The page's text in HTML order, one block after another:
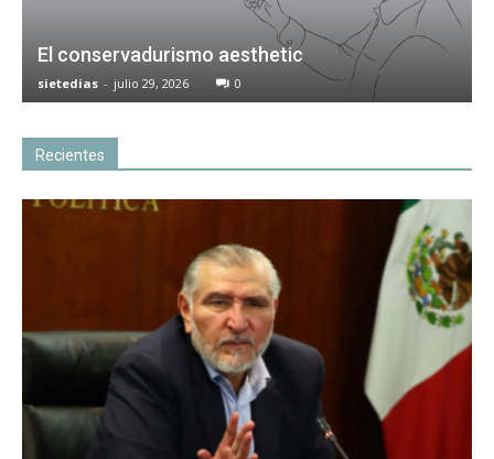
El conservadurismo aesthetic
sietedias - julio 29, 2026 0
Recientes